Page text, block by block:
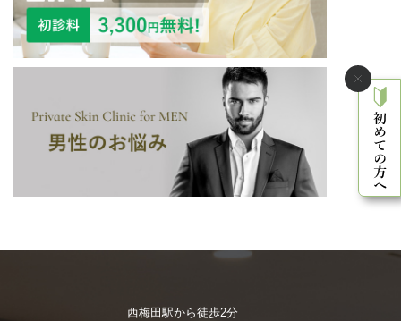
西梅田駅から徒歩2分